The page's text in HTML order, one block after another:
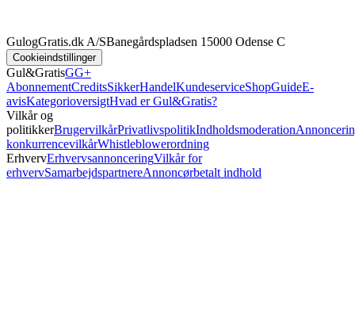
GulogGratis.dk A/SBanegårdspladsen 1 5000 Odense C
Cookieindstillinger
Gul&GratisGG+
AbonnementCreditsSikkerHandelKundeserviceShopGuideE-
avisKategorioversigtHvad er Gul&Gratis?
Vilkår og
politikkerBrugervilkårPrivatlivspolitikIndholdsmoderation
konkurrencevilkårWhistleblowerordning
ErhvervErhvervsannonceringVilkår for
erhvervSamarbejdspartnereAnnoncørbetalt indhold